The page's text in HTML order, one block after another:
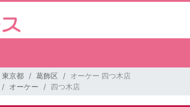
東京都 葛飾区
オーケー 四つ木店
オーケー 四つ木店